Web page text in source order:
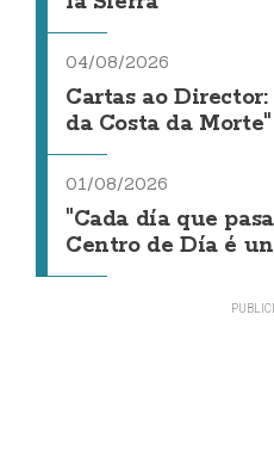
04/08/2026
Cartas ao
da Costa da Morte"
01/08/2026
"Cada día que
Centro de Día é